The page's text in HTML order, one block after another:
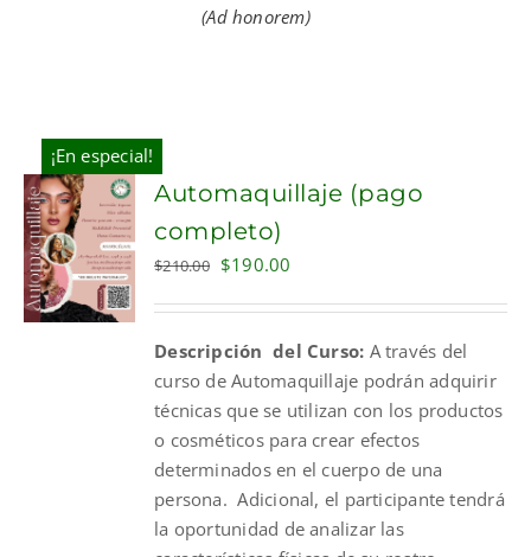
(Ad honorem)
¡En especial!
CART
Automaquillaje (pago
completo)
$210.00 Original
$210.00.
$190.00
$190.00.
Descripción del Curso: A través del
curso de Automaquillaje podrán adquirir
técnicas que se utilizan con los productos
o cosméticos para crear efectos
determinados en el cuerpo de una
persona. Adicional, el participante tendrá
la oportunidad de analizar las